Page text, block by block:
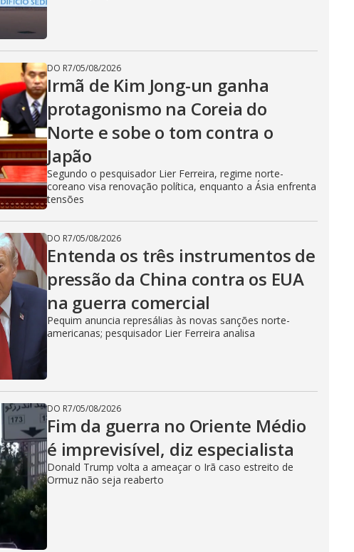
DO R7/05/08/2026
Irmã de Kim Jong-un ganha
protagonismo na Coreia do
Norte e sobe o tom contra o
Japão
Segundo o pesquisador Lier Ferreira, regime norte-
coreano visa renovação política, enquanto a Ásia enfrenta
tensões
DO R7/05/08/2026
Entenda os três instrumentos de
pressão da China contra os EUA
na guerra comercial
Pequim anuncia represálias às novas sanções norte-
americanas; pesquisador Lier Ferreira analisa
DO R7/05/08/2026
Fim da guerra no Oriente Médio
é imprevisível, diz especialista
Donald Trump volta a ameaçar o Irã caso estreito de
Ormuz não seja reaberto